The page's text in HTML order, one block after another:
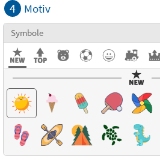
4 Motiv
Symbole